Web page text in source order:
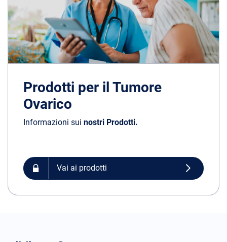
Prodotti per il Tumore
Ovarico
Informazioni sui nostri Prodotti.
Vai ai prodotti